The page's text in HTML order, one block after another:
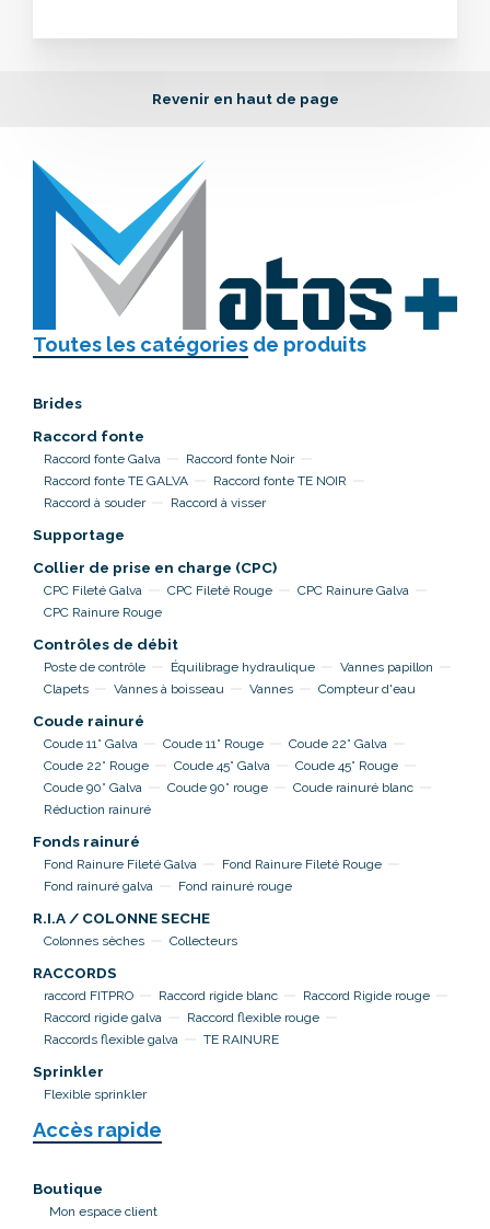
Revenir en haut de page
Toutes les catégories de produits
Brides
Raccord fonte
Raccord fonte Galva
Raccord fonte Noir
Raccord fonte TE GALVA
Raccord fonte TE NOIR
Raccord à souder
Raccord à visser
Supportage
Collier de prise en charge (CPC)
CPC Fileté Galva CPC Fileté Rouge
CPC Rainure Galva
CPC Rainure Rouge
Contrôles de débit
Poste de contrôle Équilibrage hydraulique
Vannes papillon
Clapets
Vannes à boisseau Vannes Compteur d'eau
Coude rainuré
Coude 11° Galva Coude 11° Rouge
Coude 22° Galva
Coude 22° Rouge
Coude 45° Galva
Coude 45° Rouge
Coude 90° Galva
Coude 90° rouge
Coude rainuré blanc
Réduction rainuré
Fonds rainuré
Fond Rainure Fileté Galva
Fond Rainure Fileté Rouge
Fond rainuré galva
Fond rainuré rouge
R.I.A / COLONNE SECHE
Colonnes sèches Collecteurs
RACCORDS
raccord FITPRO Raccord rigide blanc
Raccord Rigide rouge
Raccord rigide galva
Raccord flexible rouge
Raccords flexible galva
TE RAINURE
Sprinkler
Flexible sprinkler
Accès rapide
Boutique
Mon espace client